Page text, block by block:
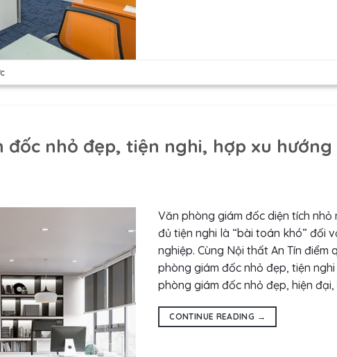
nhỏ đẹp, tiện nghi, hợp xu hướng
Văn phòng giám đốc diện tích
đủ tiện nghi là “bài toán khó” đối
nghiệp. Cùng Nội thất An Tín điểm
phòng giám đốc nhỏ đẹp, tiện
phòng giám đốc nhỏ đẹp, hiện
CONTINUE READING →